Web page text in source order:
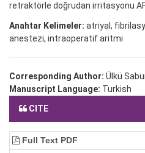
retraktörle doğrudan irritasyonu
Anahtar Kelimeler: atriyal,
anestezi, intraoperatif aritmi
Corresponding Author: Ülkü
Manuscript Language: Turkish
CITE
Full Text PDF